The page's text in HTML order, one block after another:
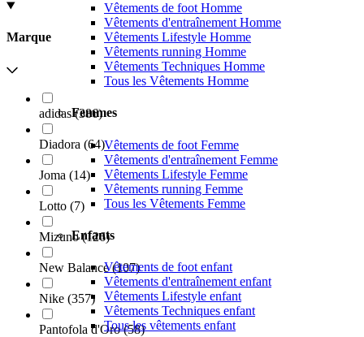
Vêtements de foot Homme
Vêtements d'entraînement Homme
Vêtements Lifestyle Homme
Vêtements running Homme
Vêtements Techniques Homme
Tous les Vêtements Homme
Femmes
Vêtements de foot Femme
Vêtements d'entraînement Femme
Vêtements Lifestyle Femme
Vêtements running Femme
Tous les Vêtements Femme
Enfants
Vêtements de foot enfant
Vêtements d'entraînement enfant
Vêtements Lifestyle enfant
Vêtements Techniques enfant
Tous les vêtements enfant
Marque
adidas (386)
Diadora (64)
Joma (14)
Lotto (7)
Mizuno (126)
New Balance (107)
Nike (357)
Pantofola d'Oro (58)